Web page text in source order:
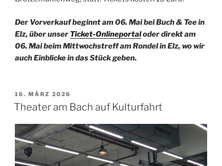
Der Vorverkauf beginnt am 06. Mai bei Buch & Tee in
Elz, über unser Ticket-Onlineportaloder direkt am
06. Mai beim Mittwochstreff am Rondel in Elz, wo wir
auch Einblicke in das Stück geben.
VERÖFFENTLICHT
AM
16. MÄRZ 2026
Theater am Bach auf Kulturfahrt